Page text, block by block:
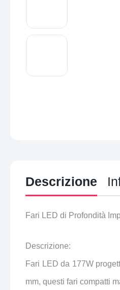
Descrizione
Fari LED di Profondità
Descrizione:
Fari LED da 177W
mm, questi fari compatti